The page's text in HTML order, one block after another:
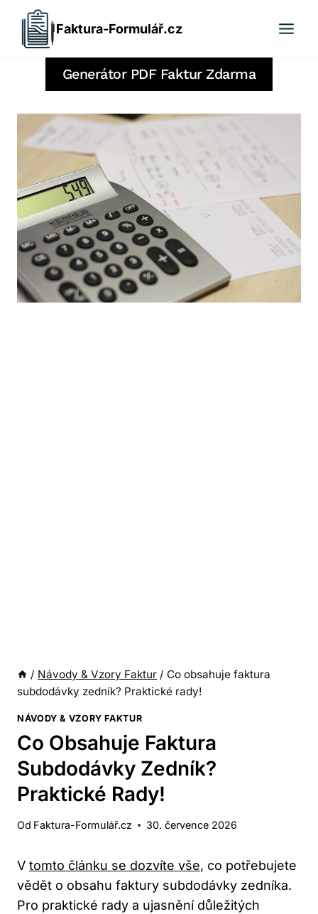
Přeskočit
obsah
Faktura-Formulář.cz
Generátor PDF Faktur Zdarma
/ Návody & Vzory Faktur / Co obsahuje faktura
subdodávky zedník? Praktické rady!
NÁVODY & VZORY FAKTUR
Co Obsahuje Faktura
Subdodávky Zedník?
Praktické Rady!
Od Faktura-Formulář.cz 30. července 2026
V tomto článku se dozvíte vše, co potřebujete
vědět o obsahu faktury subdodávky zedníka.
Pro praktické rady a ujasnění důležitých